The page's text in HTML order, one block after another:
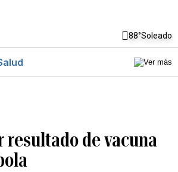
88°Soleado
resultado de vacuna